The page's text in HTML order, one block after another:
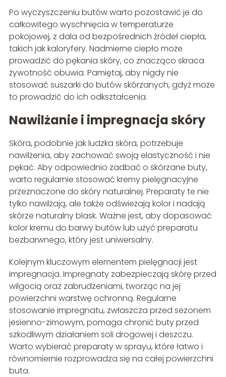
Po wyczyszczeniu butów warto pozostawić je do
całkowitego wyschnięcia w temperaturze
pokojowej, z dala od bezpośrednich źródeł ciepła,
takich jak kaloryfery. Nadmierne ciepło może
prowadzić do pękania skóry, co znacząco skraca
żywotność obuwia. Pamiętaj, aby nigdy nie
stosować suszarki do butów skórzanych, gdyż może
to prowadzić do ich odkształcenia.
Nawilżanie i impregnacja skóry
Skóra, podobnie jak ludzka skóra, potrzebuje
nawilżenia, aby zachować swoją elastyczność i nie
pękać. Aby odpowiednio zadbać o skórzane buty,
warto regularnie stosować kremy pielęgnacyjne
przeznaczone do skóry naturalnej. Preparaty te nie
tylko nawilżają, ale także odświeżają kolor i nadają
skórze naturalny blask. Ważne jest, aby dopasować
kolor kremu do barwy butów lub użyć preparatu
bezbarwnego, który jest uniwersalny.
Kolejnym kluczowym elementem pielęgnacji jest
impregnacja. Impregnaty zabezpieczają skórę przed
wilgocią oraz zabrudzeniami, tworząc na jej
powierzchni warstwę ochronną. Regularne
stosowanie impregnatu, zwłaszcza przed sezonem
jesienno-zimowym, pomaga chronić buty przed
szkodliwym działaniem soli drogowej i deszczu.
Warto wybierać preparaty w sprayu, które łatwo i
równomiernie rozprowadza się na całej powierzchni
buta.